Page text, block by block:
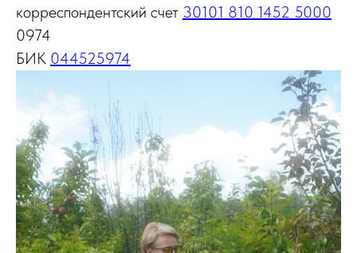
корреспондентский счет 30101 810 1452 5000
0974
БИК 044525974